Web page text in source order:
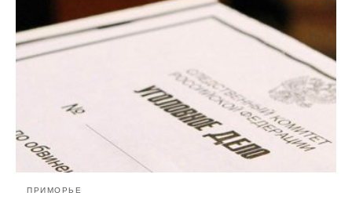
ПРИМОРЬЕ